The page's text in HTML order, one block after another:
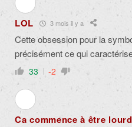
LOL 3 mois il y a
Cette obsession pour la
précisément ce qui
33 -2
Ca commence à être